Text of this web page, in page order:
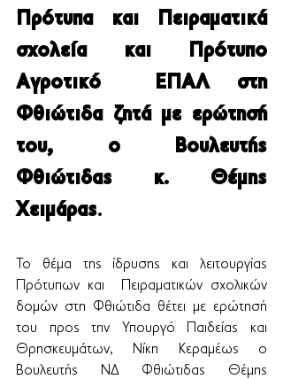
Πρότυπα και Πειραματικά
σχολεία και Πρότυπο
Αγροτικό  ΕΠΑΛ στη
Φθιώτιδα ζητά με ερώτησή
του, ο Βουλευτής
Φθιώτιδας κ. Θέμης
Χειμάρας.
Το θέμα της ίδρυσης και λειτουργίας
Πρότυπων και  Πειραματικών σχολικών
δομών στη Φθιώτιδα θέτει με ερώτησή
του προς την Υπουργό Παιδείας και
Θρησκευμάτων, Νίκη Κεραμέως ο
Βουλευτής ΝΔ Φθιώτιδας Θέμης